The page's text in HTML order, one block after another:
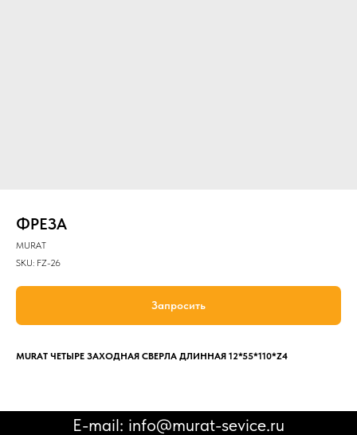
ФРЕЗА
MURAT
SKU: FZ-26
Запросить
MURAT ЧЕТЫРЕ ЗАХОДНАЯ СВЕРЛА ДЛИННАЯ 12*55*110*Z4
E-mail: info@murat-sevice.ru